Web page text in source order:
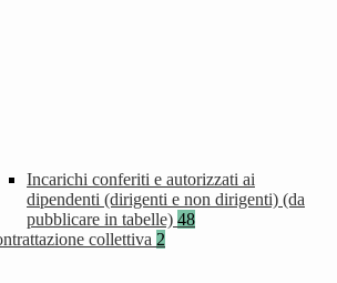
Incarichi conferiti e autorizzati ai
dipendenti (dirigenti e non dirigenti) (da
pubblicare in tabelle) 48
collettiva 2